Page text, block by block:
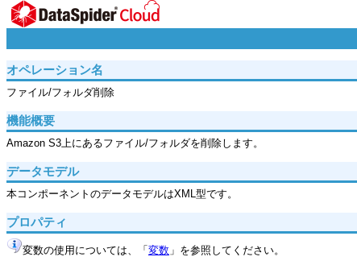
オペレーション名
ファイル/フォルダ削除
機能概要
Amazon S3上にあるファイル/フォルダを削除します。
データモデル
本コンポーネントのデータモデルはXML型です。
プロパティ
変数の使用については、「 変数 」を参照してください。